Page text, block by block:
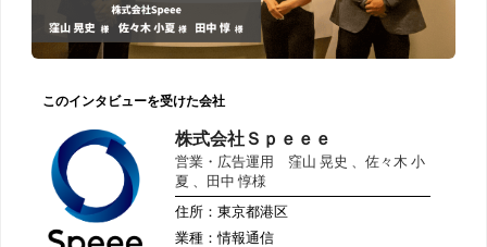
このインタビューを受けた会社
株式会社Ｓｐｅｅｅ
営業・広告運用 窪山 晃史 、佐々木 小
夏 、田中 惇様
住所：東京都港区
業種：情報通信